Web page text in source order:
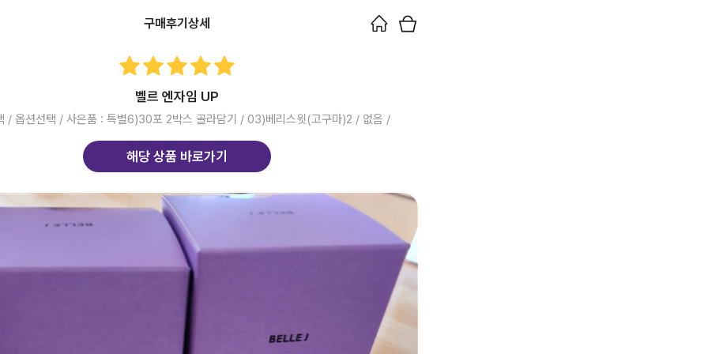
구매후기상세
벨르 엔자임 UP
/ 옵션선택 / 사은품 : 특별6)30포 2박스 골라담기 / 03)베리스윗(고구마)2 / 없음 /
해당 상품 바로가기